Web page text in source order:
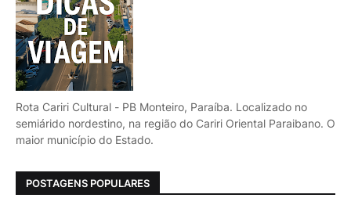
Rota Cariri Cultural - PB Monteiro, Paraíba. Localizado no
semiárido nordestino, na região do Cariri Oriental Paraibano. O
maior município do Estado.
POSTAGENS POPULARES